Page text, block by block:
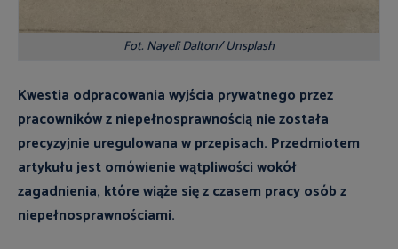
Fot. Nayeli Dalton/ Unsplash
Kwestia odpracowania wyjścia prywatnego przez
pracowników z niepełnosprawnością nie została
precyzyjnie uregulowana w przepisach. Przedmiotem
artykułu jest omówienie wątpliwości wokół
zagadnienia, które wiąże się z czasem pracy osób z
niepełnosprawnościami.